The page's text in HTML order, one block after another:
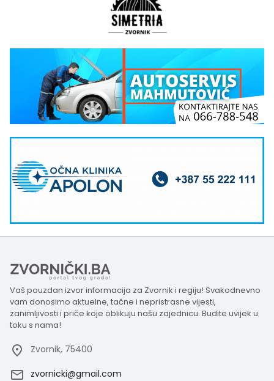
Vaš pouzdan izvor informacija za Zvornik i regiju! Svakodnevno
vam donosimo aktuelne, tačne i nepristrasne vijesti,
zanimljivosti i priče koje oblikuju našu zajednicu. Budite uvijek u
toku s nama!
Zvornik, 75400
zvornicki@gmail.com